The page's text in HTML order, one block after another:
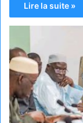
Lire la suite »